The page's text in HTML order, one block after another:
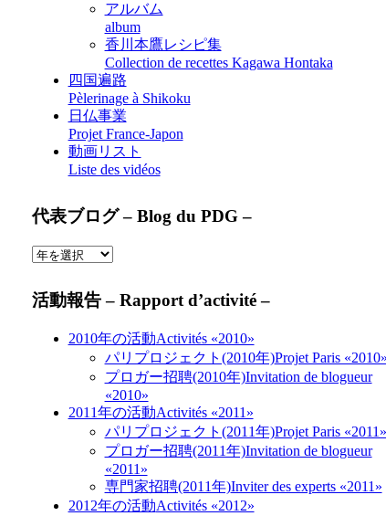
アルバム
album
香川本鷹レシピ集
Collection de recettes Kagawa Hontaka
四国遍路
Pèlerinage à Shikoku
日仏事業
Projet France-Japon
動画リスト
Liste des vidéos
代表ブログ – Blog du PDG –
活動報告 – Rapport d’activité –
2010年の活動Activités «2010»
パリプロジェクト(2010年)Projet Paris «2010»
プロガー招聘(2010年)Invitation de blogueur
«2010»
2011年の活動Activités «2011»
パリプロジェクト(2011年)Projet Paris «2011»
プロガー招聘(2011年)Invitation de blogueur
«2011»
専門家招聘(2011年)Inviter des experts «2011»
2012年の活動Activités «2012»